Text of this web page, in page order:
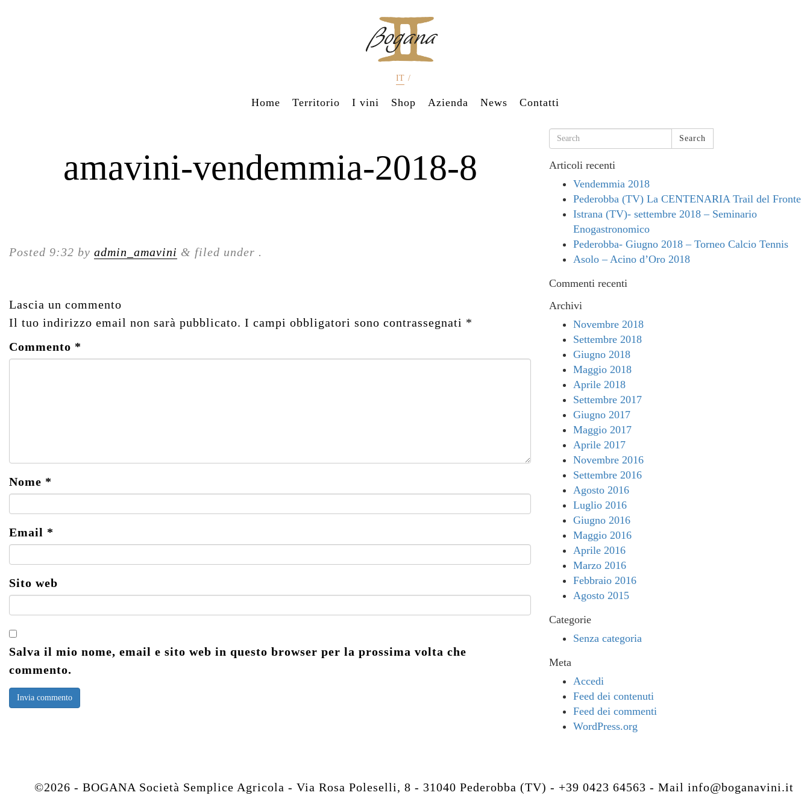
IT /
Home Territorio I vini Shop Azienda News Contatti
amavini-vendemmia-2018-8
Posted 9:32 by admin_amavini & filed under .
Lascia un commento
Il tuo indirizzo email non sarà pubblicato. I campi obbligatori sono contrassegnati *
Commento *
Nome *
Email *
Sito web
Salva il mio nome, email e sito web in questo browser per la prossima volta che
commento.
Search
Articoli recenti
Vendemmia 2018
Pederobba (TV) La CENTENARIA Trail del Fronte
Istrana (TV)- settembre 2018 – Seminario
Enogastronomico
Pederobba- Giugno 2018 – Torneo Calcio Tennis
Asolo – Acino d’Oro 2018
Commenti recenti
Archivi
Novembre 2018
Settembre 2018
Giugno 2018
Maggio 2018
Aprile 2018
Settembre 2017
Giugno 2017
Maggio 2017
Aprile 2017
Novembre 2016
Settembre 2016
Agosto 2016
Luglio 2016
Giugno 2016
Maggio 2016
Aprile 2016
Marzo 2016
Febbraio 2016
Agosto 2015
Categorie
Senza categoria
Meta
Accedi
Feed dei contenuti
Feed dei commenti
WordPress.org
©2026 - BOGANA Società Semplice Agricola - Via Rosa Poleselli, 8 - 31040 Pederobba (TV) - +39 0423 64563 - Mail info@boganavini.it